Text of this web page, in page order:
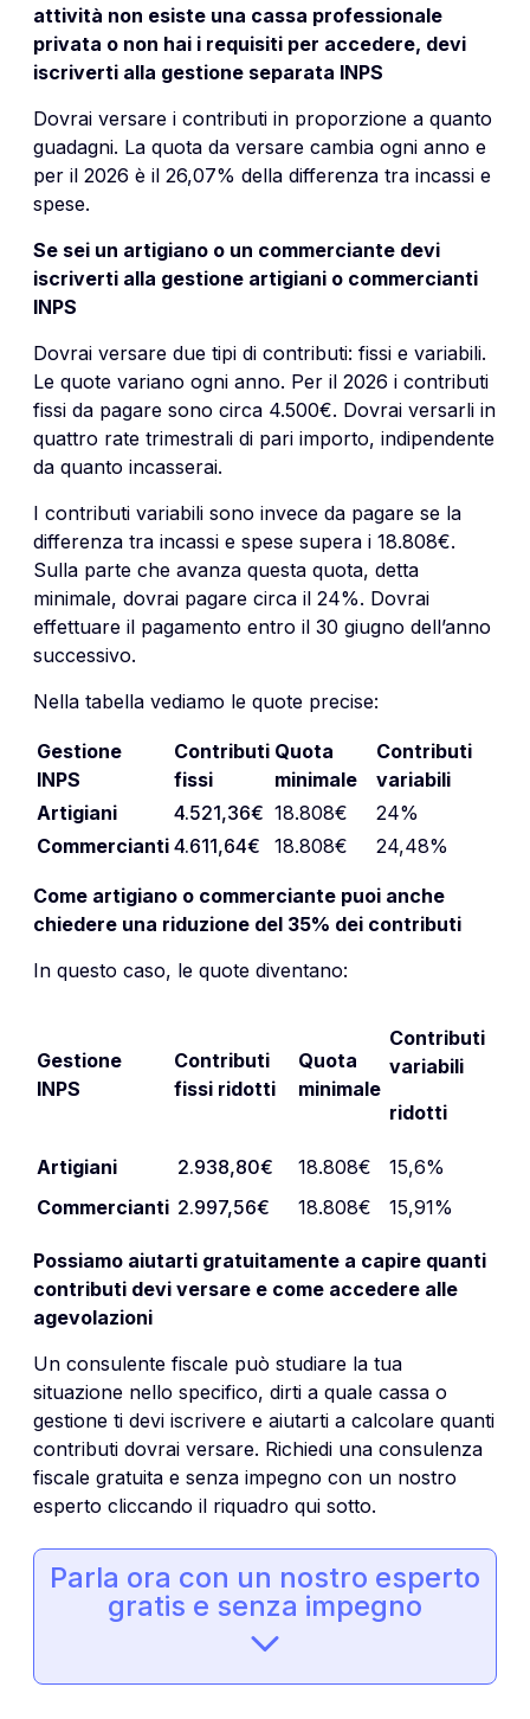
attività non esiste una cassa professionale
privata o non hai i requisiti per accedere, devi
iscriverti alla gestione separata INPS
Dovrai versare i contributi in proporzione a quanto
guadagni. La quota da versare cambia ogni anno e
per il 2026 è il 26,07% della differenza tra incassi e
spese.
Se sei un artigiano o un commerciante devi
iscriverti alla gestione artigiani o commercianti
INPS
Dovrai versare due tipi di contributi: fissi e variabili.
Le quote variano ogni anno. Per il 2026 i contributi
fissi da pagare sono circa 4.500€. Dovrai versarli in
quattro rate trimestrali di pari importo, indipendente
da quanto incasserai.
I contributi variabili sono invece da pagare se la
differenza tra incassi e spese supera i 18.808€.
Sulla parte che avanza questa quota, detta
minimale, dovrai pagare circa il 24%. Dovrai
effettuare il pagamento entro il 30 giugno dell’anno
successivo.
Nella tabella vediamo le quote precise:
Gestione
INPS
Contributi
fissi
Quota
minimale
Contributi
variabili
Artigiani
4.521,36€ 18.808€
24%
Commercianti 4.611,64€ 18.808€ 24,48%
Come artigiano o commerciante puoi anche
chiedere una riduzione del 35% dei contributi
In questo caso, le quote diventano:
Gestione
INPS
Contributi
fissi ridotti
Quota
minimale
Contributi
variabili
ridotti
Artigiani 2.938,80€ 18.808€
15,6%
Commercianti 2.997,56€ 18.808€ 15,91%
Possiamo aiutarti gratuitamente a capire quanti
contributi devi versare e come accedere alle
agevolazioni
Un consulente fiscale può studiare la tua
situazione nello specifico, dirti a quale cassa o
gestione ti devi iscrivere e aiutarti a calcolare quanti
contributi dovrai versare. Richiedi una consulenza
fiscale gratuita e senza impegno con un nostro
esperto cliccando il riquadro qui sotto.
Parla ora con un nostro esperto
gratis e senza impegno